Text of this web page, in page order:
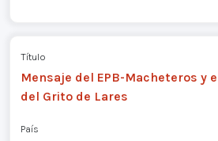
Título
Mensaje del EPB-Macheteros y
del Grito de Lares
País